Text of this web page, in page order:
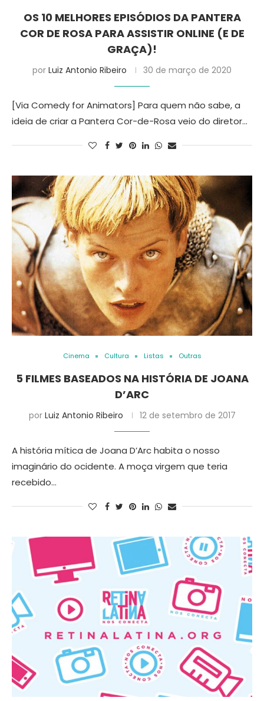
OS 10 MELHORES EPISÓDIOS DA PANTERA
COR DE ROSA PARA ASSISTIR ONLINE (E DE
GRAÇA)!
por Luiz Antonio Ribeiro 30 de março de 2020
[Via Comedy for Animators] Para quem não sabe, a
ideia de criar a Pantera Cor-de-Rosa veio do diretor…
Cinema Cultura Listas Outras
5 FILMES BASEADOS NA HISTÓRIA DE JOANA
D’ARC
por Luiz Antonio Ribeiro 12 de setembro de 2017
A história mítica de Joana D’Arc habita o nosso
imaginário do ocidente. A moça virgem que teria
recebido…